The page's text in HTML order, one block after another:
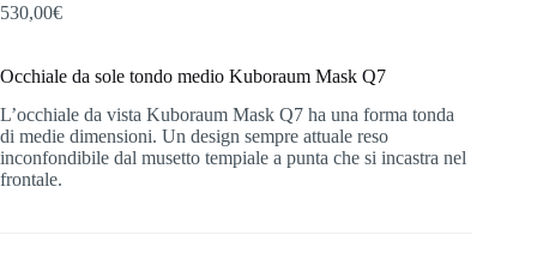
530,00€
Occhiale da sole tondo medio Kuboraum Mask Q7
L’occhiale da vista Kuboraum Mask Q7 ha una forma tonda
di medie dimensioni. Un design sempre attuale reso
inconfondibile dal musetto tempiale a punta che si incastra nel
frontale.